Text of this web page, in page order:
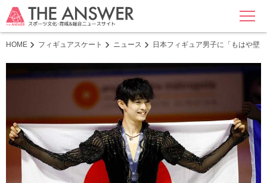
MENU
HOME フィギュアスケート ニュース 日本フィギュア男子に「もはや壁